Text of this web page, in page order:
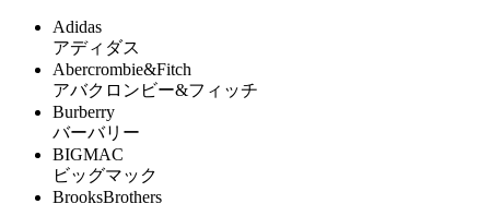
Adidas
アディダス
Abercrombie&Fitch
アバクロンビー&フィッチ
Burberry
バーバリー
BIGMAC
ビッグマック
BrooksBrothers